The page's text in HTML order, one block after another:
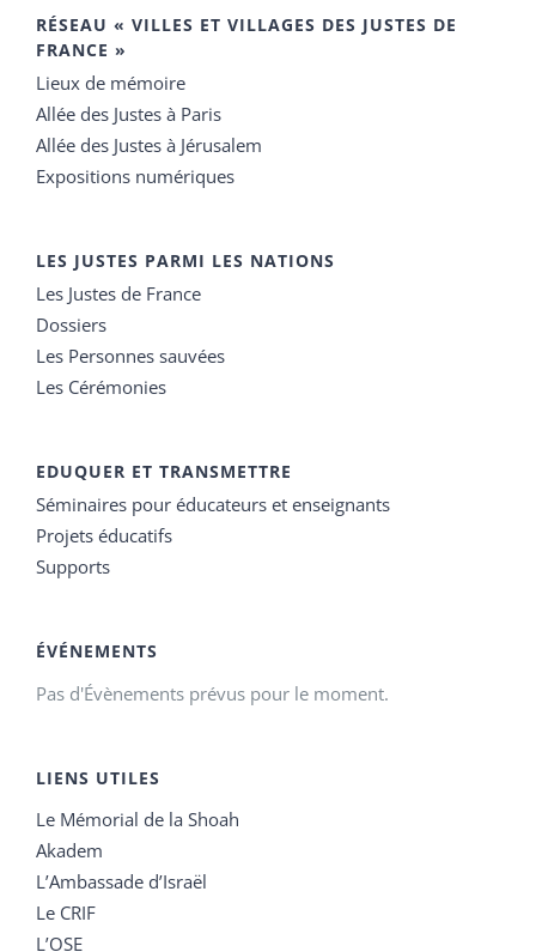
RÉSEAU « VILLES ET VILLAGES DES JUSTES DE
FRANCE »
Lieux de mémoire
Allée des Justes à Paris
Allée des Justes à Jérusalem
Expositions numériques
LES JUSTES PARMI LES NATIONS
Les Justes de France
Dossiers
Les Personnes sauvées
Les Cérémonies
EDUQUER ET TRANSMETTRE
Séminaires pour éducateurs et enseignants
Projets éducatifs
Supports
ÉVÉNEMENTS
Pas d'Évènements prévus pour le moment.
LIENS UTILES
Le Mémorial de la Shoah
Akadem
L’Ambassade d’Israël
Le CRIF
L’OSE